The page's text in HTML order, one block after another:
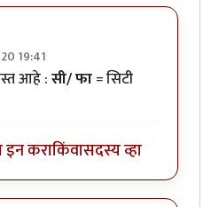
19:41
आहे :सी/ फा= सिटी
इन कराकिंवासदस्य व्हा